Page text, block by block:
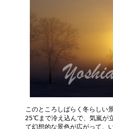
このところしばらく冬らしい
25℃まで冷え込んで、気嵐が
て幻想的な景色が広がって、